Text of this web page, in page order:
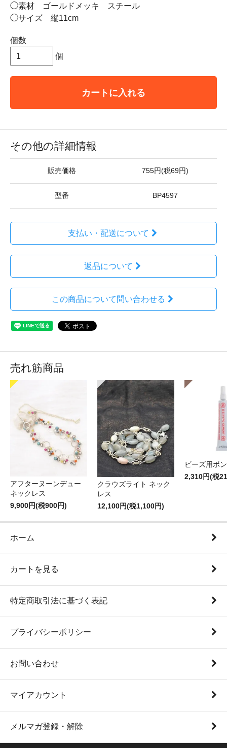
◯素材 ゴールドメッキ スチール
◯サイズ 縦11cm
個数
個
カートに入れる
その他の詳細情報
販売価格 755円(税69円)
型番 BP4597
支払い・配送について
返品について
この商品について問い合わせる
売れ筋商品
アフターヌーンデュー
ネックレス
9,900円(税900円)
クラウズライト ネック
レス
12,100円(税1,100円)
ビーズ用ボ
2,310円(税
ホーム
カートを見る
特定商取引法に基づく表記
プライバシーポリシー
お問い合わせ
マイアカウント
メルマガ登録・解除